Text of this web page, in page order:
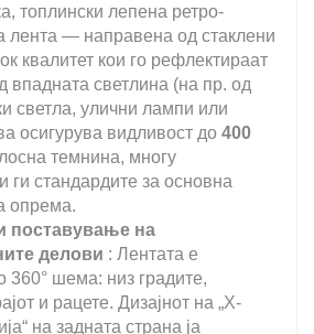
топлински лепена ретро-
лента — направена од стаклени
квалитет кои го рефлектираат
впадната светлина (на пр. од
светла, улични лампи или
осигурува видливост до 400
темнина, многу
ги стандардите за основна
опрема.
поставување на
делови : Лентата е
360° шема: низ градите,
и рацете. Дизајнот на „X-
на задната страна ја